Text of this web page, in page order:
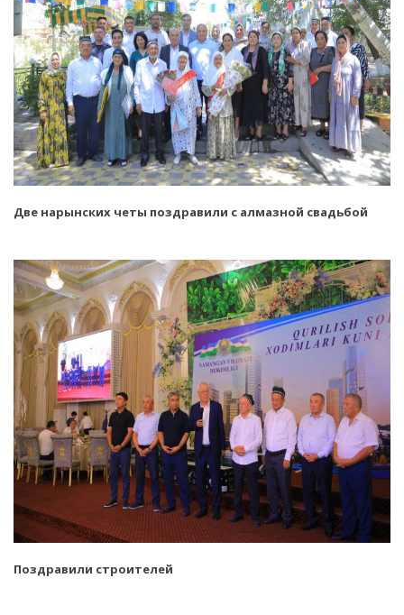
Две нарынских четы поздравили с алмазной свадьбой
Поздравили строителей